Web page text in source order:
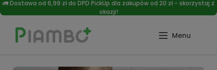
🚛 Dostawa od 6,99 zł do DPD PickUp dla zakupów od 20 zł - skorzystaj z
okazji!